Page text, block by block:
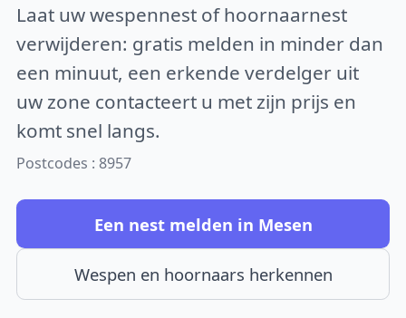
Laat uw wespennest of hoornaarnest
verwijderen: gratis melden in minder dan
een minuut, een erkende verdelger uit
uw zone contacteert u met zijn prijs en
komt snel langs.
Postcodes : 8957
Een nest melden in Mesen
Wespen en hoornaars herkennen